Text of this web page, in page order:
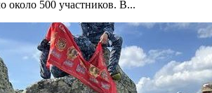
около 500 участников. В...